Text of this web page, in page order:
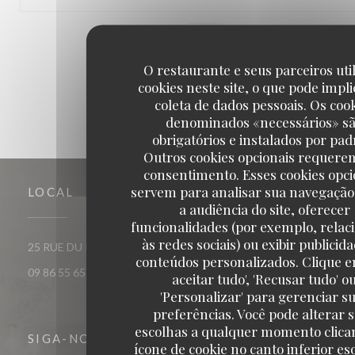
O restaurante e seus parceiros
cookies neste site, o que pode
coleta de dados pessoais. Os
denominados «necessários»
obrigatórios e instalados por
Outros cookies opcionais
consentimento. Esses cookies
servem para analisar sua
a audiência do site, oferecer
funcionalidades (por exemplo,
às redes sociais) ou exibir
conteúdos personalizados. Clique
aceitar tudo', 'Recusar tudo'
'Personalizar' para gerenciar
preferências. Você pode alterar
escolhas a qualquer momento
ícone de cookie no canto inferior
LOCAL
25 RUE DU ROI DE SICILE 75004 PARIS((abre numa nova janela))
09 86 55 65 65
SIGA-NOS